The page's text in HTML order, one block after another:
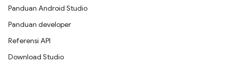
Panduan Android Studio
Panduan developer
Referensi API
Download Studio